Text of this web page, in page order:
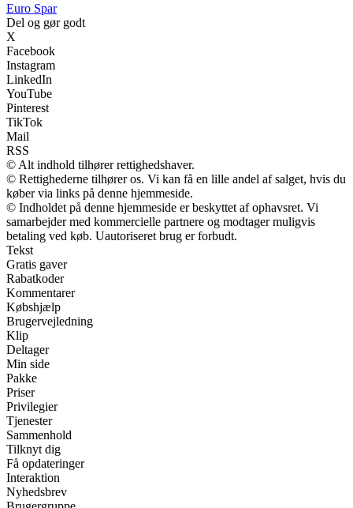
Euro Spar
Del og gør godt
X
Facebook
Instagram
LinkedIn
YouTube
Pinterest
TikTok
Mail
RSS
© Alt indhold tilhører rettighedshaver.
© Rettighederne tilhører os. Vi kan få en lille andel af salget, hvis du
køber via links på denne hjemmeside.
© Indholdet på denne hjemmeside er beskyttet af ophavsret. Vi
samarbejder med kommercielle partnere og modtager muligvis
betaling ved køb. Uautoriseret brug er forbudt.
Tekst
Gratis gaver
Rabatkoder
Kommentarer
Købshjælp
Brugervejledning
Klip
Deltager
Min side
Pakke
Priser
Privilegier
Tjenester
Sammenhold
Tilknyt dig
Få opdateringer
Interaktion
Nyhedsbrev